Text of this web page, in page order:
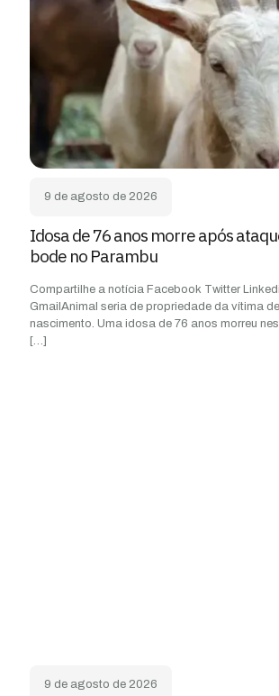
9 de agosto de 2026
Idosa de 76 anos morre após
bode no Parambu
Compartilhe a notícia Facebook Twitter
GmailAnimal seria de propriedade da vítima
nascimento. Uma idosa de 76 anos morreu
[…]
9 de agosto de 2026